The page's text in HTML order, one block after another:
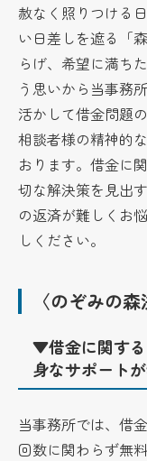
赦なく照りつける
い日差しを遮る「
らげ、希望に満ち
う思いから当事務
活かして借金問題
相談者様の精神的
おります。借金に
切な解決策を見出
の返済が難しくお
しください。
〈のぞみの
▼借金に関す
身なサポート
当事務所では、借
回数に関わらず無